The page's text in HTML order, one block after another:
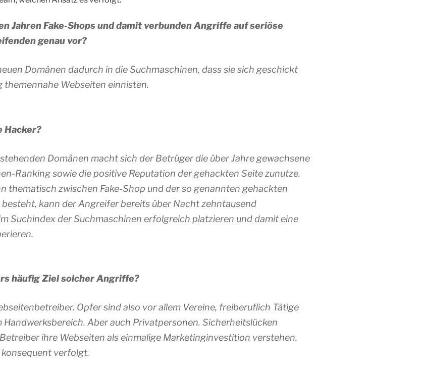
Jahren Fake-Shops und damit verbunden Angriffe auf seriöse
genau vor?
Domänen dadurch in die Suchmaschinen, dass sie sich geschickt
Webseiten einnisten.
Hacker?
Domänen macht sich der Betrüger die über Jahre gewachsene
Ranking sowie die positive Reputation der gehackten Seite zunutze.
thematisch zwischen Fake-Shop und der so genannten gehackten
kann der Angreifer bereits über Nacht zehntausend
Suchindex der Suchmaschinen erfolgreich platzieren und damit eine
häufig Ziel solcher Angriffe?
Opfer sind also vor allem Vereine, freiberuflich Tätige
Aber auch Privatpersonen. Sicherheitslücken
ihre Webseiten als einmalige Marketinginvestition verstehen.
verfolgt.